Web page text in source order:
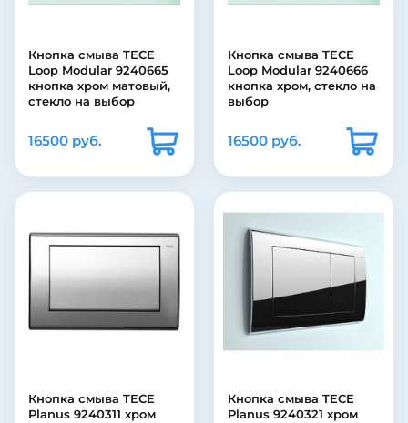
Кнопка смыва TECE
Loop Modular 9240665
кнопка хром матовый,
стекло на выбор
16500 руб.
Кнопка смыва TECE
Loop Modular 9240666
кнопка хром, стекло на
выбор
16500 руб.
Кнопка смыва TECE
Planus 9240311 хром
Кнопка смыва TECE
Planus 9240321 хром